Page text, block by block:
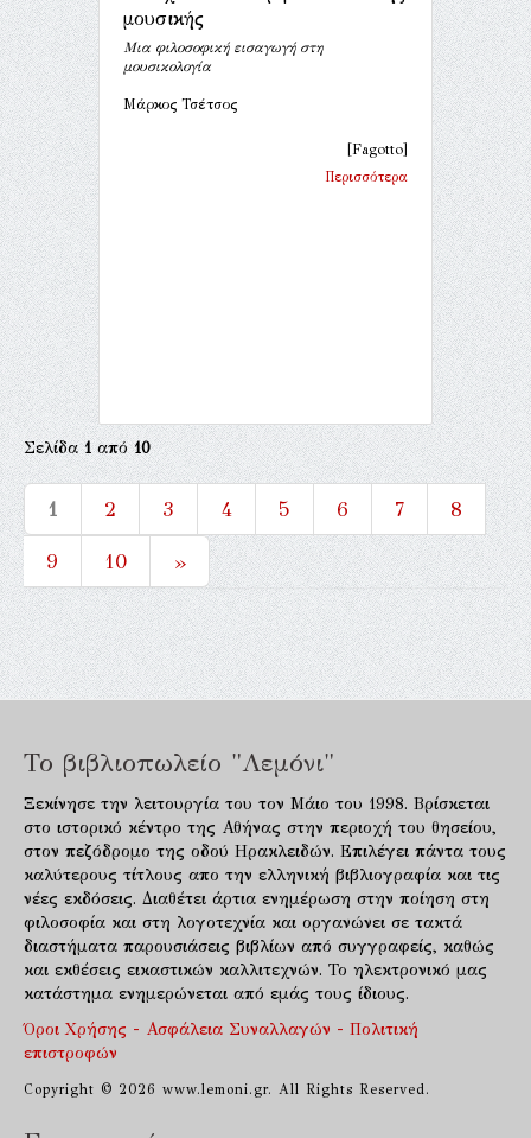
μουσικής
Μια φιλοσοφική εισαγωγή στη
μουσικολογία
Μάρκος Τσέτσος
[Fagotto]
Περισσότερα
Σελίδα1από10
1 2 3 4 5 6 7
8
9
10 »
Το βιβλιοπωλείο "Λεμόνι"
Ξεκίνησε την λειτουργία του τον Μάιο του 1998. Βρίσκεται
στο ιστορικό κέντρο της Αθήνας στην περιοχή του θησείου,
στον πεζόδρομο της οδού Ηρακλειδών. Επιλέγει πάντα τους
καλύτερους τίτλους απο την ελληνική βιβλιογραφία και τις
νέες εκδόσεις. Διαθέτει άρτια ενημέρωση στην ποίηση στη
φιλοσοφία και στη λογοτεχνία και οργανώνει σε τακτά
διαστήματα παρουσιάσεις βιβλίων από συγγραφείς, καθώς
και εκθέσεις εικαστικών καλλιτεχνών. Το ηλεκτρονικό μας
κατάστημα ενημερώνεται από εμάς τους ίδιους.
Όροι Χρήσης - Ασφάλεια Συναλλαγών - Πολιτική
επιστροφών
Copyright © 2026 www.lemoni.gr. All Rights Reserved.